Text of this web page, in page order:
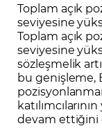
Toplam açık
seviyesine
Toplam açık
seviyesine
sözleşmelik
bu genişleme,
devam ettiğini